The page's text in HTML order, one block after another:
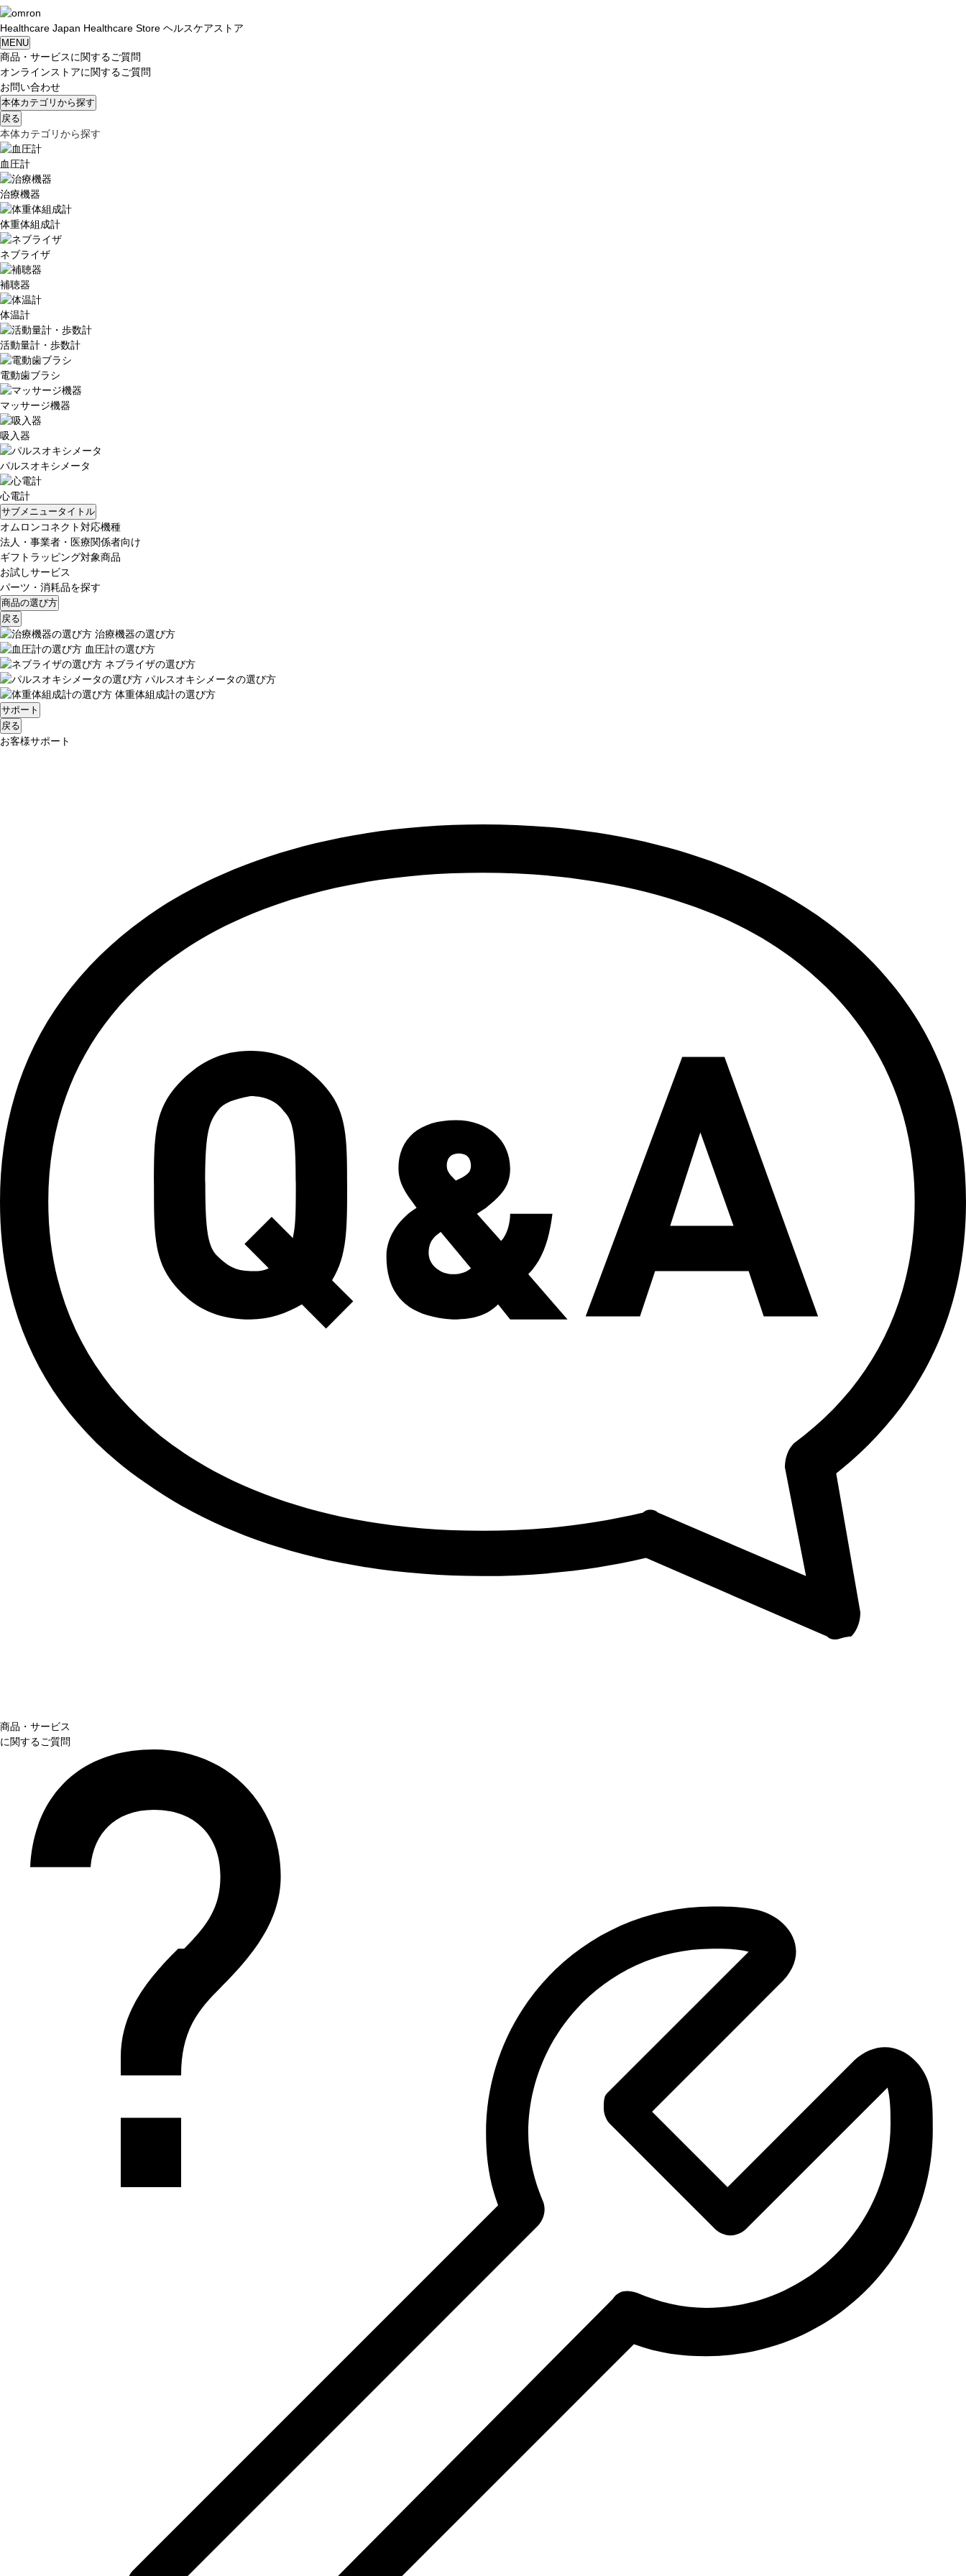
Healthcare Japan Healthcare Store ヘルスケアストア
MENU
商品・サービスに関するご質問
オンラインストアに関するご質問
お問い合わせ
本体カテゴリから探す
戻る
本体カテゴリから探す
血圧計
治療機器
体重体組成計
ネブライザ
補聴器
体温計
活動量計・歩数計
電動歯ブラシ
マッサージ機器
吸入器
パルスオキシメータ
心電計
サブメニュータイトル
オムロンコネクト対応機種
法人・事業者・医療関係者向け
ギフトラッピング対象商品
お試しサービス
パーツ・消耗品を探す
商品の選び方
戻る
治療機器の選び方
血圧計の選び方
ネブライザの選び方
パルスオキシメータの選び方
体重体組成計の選び方
サポート
戻る
お客様サポート
商品・サービス
に関するご質問